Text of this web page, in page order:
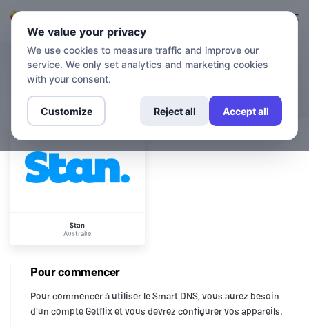
CHAÎNES
Stan
Australie
Pour commencer
Pour commencer à utiliser le Smart DNS, vous aurez besoin
d'un compte Getflix et vous devrez configurer vos appareils.
We value your privacy
We use cookies to measure traffic and improve our
service. We only set analytics and marketing cookies
with your consent.
Customize Reject all Accept all